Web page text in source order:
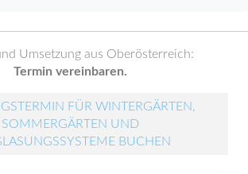
Umsetzung aus Oberösterreich:
Termin vereinbaren.
FÜR WINTERGÄRTEN,
SOMMERGÄRTEN UND
BUCHEN